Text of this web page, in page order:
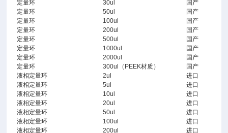
定量环
30ul
国产
定量环
50ul
国产
定量环
100ul
国产
定量环
200ul
国产
定量环
500ul
国产
定量环
1000ul
国产
定量环
2000ul
国产
定量环
300ul（PEEK材质）
国产
液相定量环
2ul
进口
液相定量环
5ul
进口
液相定量环
10ul
进口
液相定量环
20ul
进口
液相定量环
50ul
进口
液相定量环
100ul
进口
液相定量环
200ul 进口